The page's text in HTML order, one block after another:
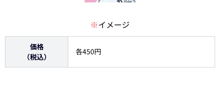
※イメージ
価格
（税込）
各450円